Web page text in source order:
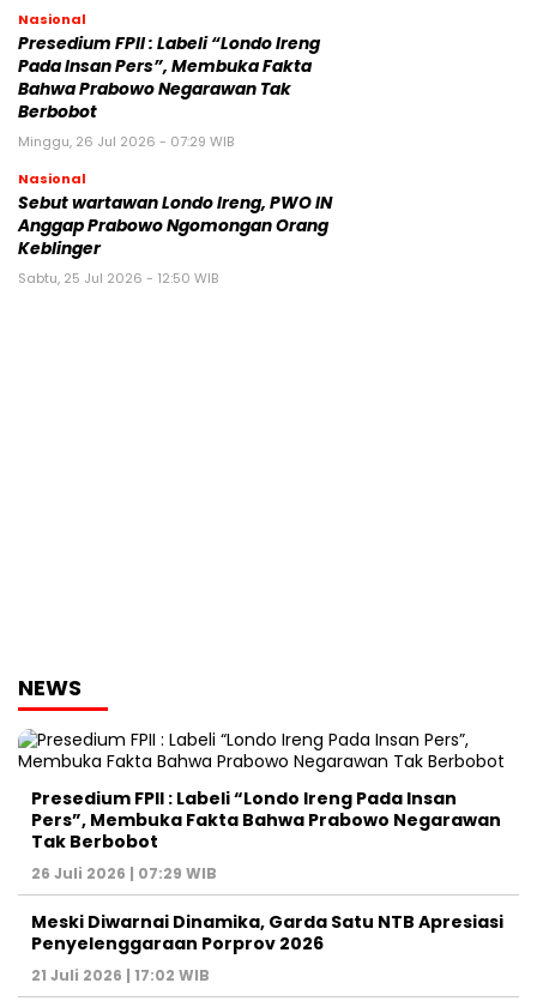
Nasional
Presedium FPII : Labeli “Londo Ireng
Pada Insan Pers”, Membuka Fakta
Bahwa Prabowo Negarawan Tak
Berbobot
Minggu, 26 Jul 2026 - 07:29 WIB
Nasional
Sebut wartawan Londo Ireng, PWO IN
Anggap Prabowo Ngomongan Orang
Keblinger
Sabtu, 25 Jul 2026 - 12:50 WIB
NEWS
Presedium FPII : Labeli “Londo Ireng Pada Insan
Pers”, Membuka Fakta Bahwa Prabowo Negarawan
Tak Berbobot
26 Juli 2026 | 07:29 WIB
Meski Diwarnai Dinamika, Garda Satu NTB Apresiasi
Penyelenggaraan Porprov 2026 ‎
21 Juli 2026 | 17:02 WIB